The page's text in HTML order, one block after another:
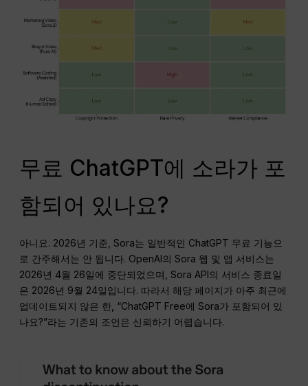
무료 ChatGPT에 소라가 포
함되어 있나요?
아니요. 2026년 기준, Sora는 일반적인 ChatGPT 무료 기능으
로 간주해서는 안 됩니다. OpenAI의 Sora 웹 및 앱 서비스는
2026년 4월 26일에 중단되었으며, Sora API의 서비스 종료일
은 2026년 9월 24일입니다. 따라서 해당 페이지가 아주 최근에
업데이트되지 않은 한, “ChatGPT Free에 Sora가 포함되어 있
나요?”라는 기존의 조언은 신뢰하기 어렵습니다.